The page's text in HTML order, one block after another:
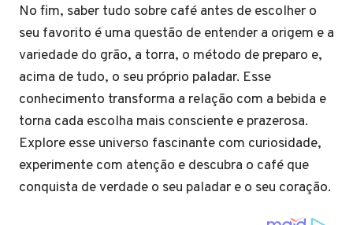
No fim, saber tudo sobre café antes de escolher o
seu favorito é uma questão de entender a origem e a
variedade do grão, a torra, o método de preparo e,
acima de tudo, o seu próprio paladar. Esse
conhecimento transforma a relação com a bebida e
torna cada escolha mais consciente e prazerosa.
Explore esse universo fascinante com curiosidade,
experimente com atenção e descubra o café que
conquista de verdade o seu paladar e o seu coração.